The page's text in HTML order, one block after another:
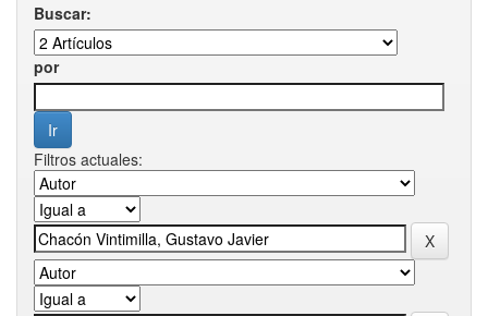
Buscar:
por
Filtros actuales: